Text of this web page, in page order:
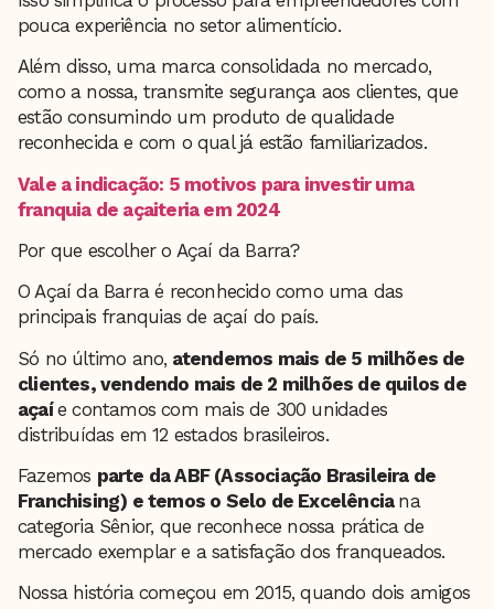
pouca experiência no setor alimentício.
Além disso, uma marca consolidada no mercado,
como a nossa, transmite segurança aos clientes, que
estão consumindo um produto de qualidade
reconhecida e com o qual já estão familiarizados.
Vale a indicação: 5 motivos para investir uma
franquia de açaiteria em 2024
Por que escolher o Açaí da Barra?
O Açaí da Barra é reconhecido como uma das
principais franquias de açaí do país.
Só no último ano, atendemos mais de 5 milhões de
clientes, vendendo mais de 2 milhões de quilos de
açaíe contamos com mais de 300 unidades
distribuídas em 12 estados brasileiros.
Fazemos parte da ABF (Associação Brasileira de
Franchising) e temos o Selo de Excelência na
categoria Sênior, que reconhece nossa prática de
mercado exemplar e a satisfação dos franqueados.
Nossa história começou em 2015, quando dois amigos